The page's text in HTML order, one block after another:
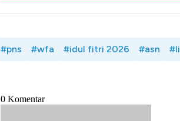
#pns #wfa #idul fitri 2026 #asn